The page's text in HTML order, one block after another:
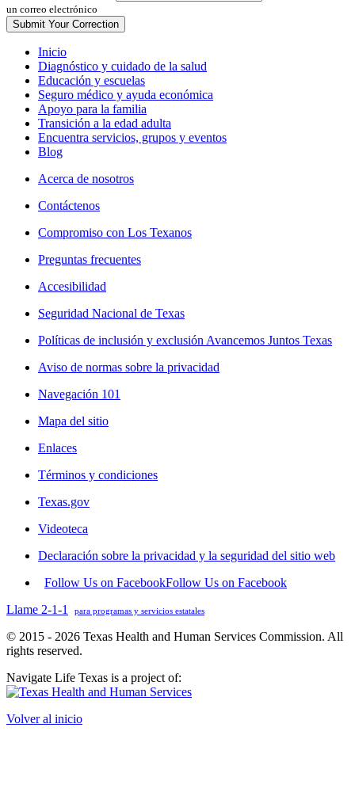
un correo electrónico
Inicio
Diagnóstico y cuidado de la salud
Educación y escuelas
Seguro médico y ayuda económica
Apoyo para la familia
Transición a la edad adulta
Encuentra servicios, grupos y eventos
Blog
Acerca de nosotros
Contáctenos
Compromiso con Los Texanos
Preguntas frecuentes
Accesibilidad
Seguridad Nacional de Texas
Políticas de inclusión y exclusión Avancemos Juntos Texas
Aviso de normas sobre la privacidad
Navegación 101
Mapa del sitio
Enlaces
Términos y condiciones
Texas.gov
Videoteca
Declaración sobre la privacidad y la seguridad del sitio web
Follow Us on FacebookFollow Us on Facebook
Llame 2-1-1
para programas y servicios estatales
© 2015 - 2026 Texas Health and Human Services Commission. All
rights reserved.
Navigate Life Texas is a project of:
Volver al inicio